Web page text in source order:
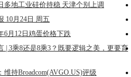
多地工业硅价持稳 天津个别上调
10月24日 周五
6月12日鸡蛋价格下跌
| 3乘8还是8乘3？既要逻辑之美，更要育
维持Broadcom(AVGO.US)评级